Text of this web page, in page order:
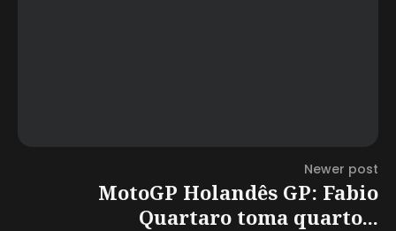
Newer post
MotoGP Holandês GP: Fabio
Quartaro toma quarto...